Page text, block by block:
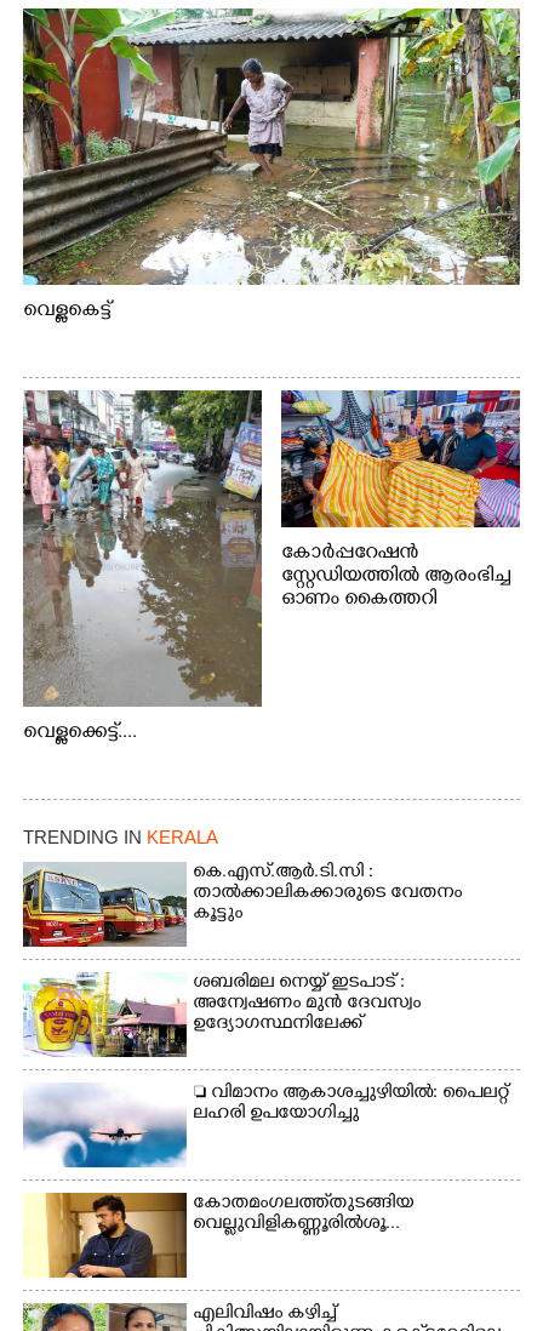
വെള്ളകെട്ട്
വെള്ളക്കെട്ട്....
കോർപ്പറേഷൻ
സ്റ്റേഡിയത്തിൽ ആരംഭിച്ച
ഓണം കൈത്തറി
TRENDING IN KERALA
കെ.എസ്.ആർ.ടി.സി :
താൽക്കാലികക്കാരുടെ വേതനം
കൂട്ടും
ശബരിമല നെയ്യ് ഇടപാട് :
അന്വേഷണം മുൻ ദേവസ്വം
ഉദ്യോഗസ്ഥനിലേക്ക്
 വിമാനം ആകാശച്ചുഴിയിൽ: പൈലറ്റ്
ലഹരി ഉപയോഗിച്ചു
കോതമംഗലത്ത് തുടങ്ങിയ
വെല്ലുവിളി കണ്ണൂരിൽ ശൂ...
എലിവിഷം കഴിച്ച്